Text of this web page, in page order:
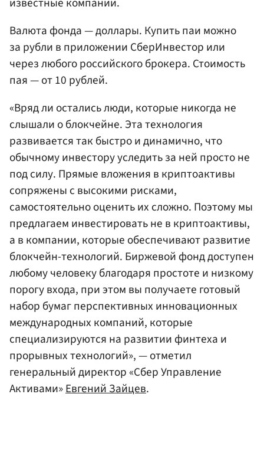
Валюта фонда — доллары. Купить паи можно
за рубли в приложении СберИнвестор или
через любого российского брокера. Стоимость
пая — от 10 рублей.
«Вряд ли остались люди, которые никогда не
слышали о блокчейне. Эта технология
развивается так быстро и динамично, что
обычному инвестору уследить за ней просто не
под силу. Прямые вложения в криптоактивы
сопряжены с высокими рисками,
самостоятельно оценить их сложно. Поэтому мы
предлагаем инвестировать не в криптоактивы,
а в компании, которые обеспечивают развитие
блокчейн-технологий. Биржевой фонд доступен
любому человеку благодаря простоте и низкому
порогу входа, при этом вы получаете готовый
набор бумаг перспективных инновационных
международных компаний, которые
специализируются на развитии финтеха и
прорывных технологий», — отметил
генеральный директор «Сбер Управление
Активами»Евгений Зайцев.